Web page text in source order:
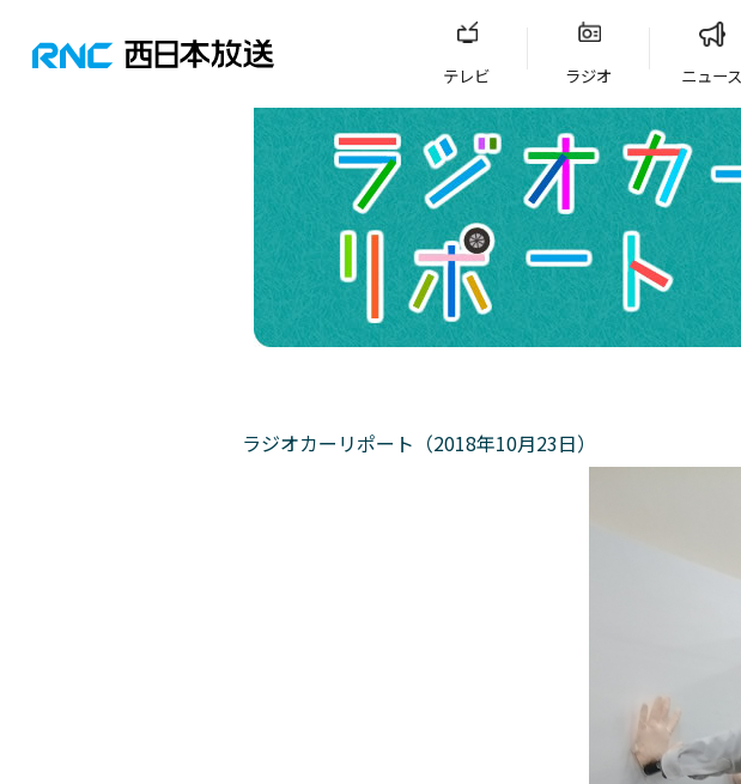
テレビ ラジオ ニュース
ラジオカーリポート（2018年10月23日）